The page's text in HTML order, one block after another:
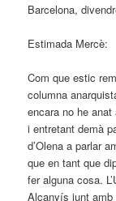
Barcelona,
Estimada Mercè:
Com que estic
columna
encara no he
i entretant demà
d’Olena a parlar
que en tant que
fer alguna cosa.
Alcanyís junt amb